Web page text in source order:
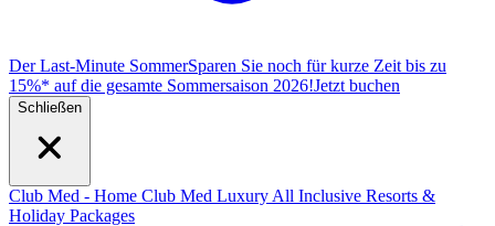
Der Last-Minute SommerSparen Sie noch für kurze Zeit bis zu
15%* auf die gesamte Sommersaison 2026!Jetzt buchen
Schließen
Club Med - Home Club Med Luxury All Inclusive Resorts &
Holiday Packages